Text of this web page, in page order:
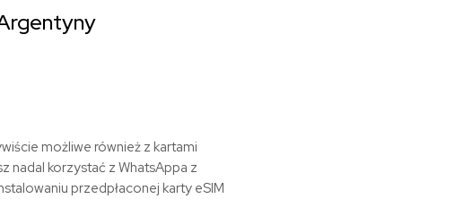
możliwe również z kartami
nadal korzystać z WhatsAppa z
przedpłaconej karty eSIM